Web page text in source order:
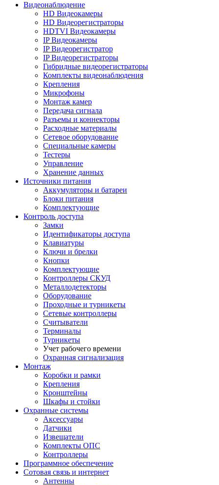
Видеонаблюдение
HD Видеокамеры
HD Видеорегистраторы
HDTVI Видеокамеры
IP Видеокамеры
IP Видеорегистратор
IP Видеорегистраторы
Гибридные видеорегистраторы
Комплекты видеонаблюдения
Крепления
Микрофоны
Монтаж камер
Передача сигнала
Разъемы и коннекторы
Расходные материалы
Сетевое оборудование
Специальные камеры
Тестеры
Управление
Хранение данных
Источники питания
Аккумуляторы и батареи
Блоки питания
Комплектующие
Контроль доступа
Замки
Идентификаторы доступа
Клавиатуры
Ключи и брелки
Кнопки
Комплектующие
Контроллеры СКУД
Металлодетекторы
Оборудование
Проходные и турникеты
Сетевые контроллеры
Считыватели
Терминалы
Турникеты
Учет рабочего времени
Охранная сигнализация
Монтаж
Коробки и рамки
Крепления
Кронштейны
Шкафы и стойки
Охранные системы
Аксессуары
Датчики
Извещатели
Комплекты ОПС
Контроллеры
Программное обеспечение
Сотовая связь и интернет
Антенны